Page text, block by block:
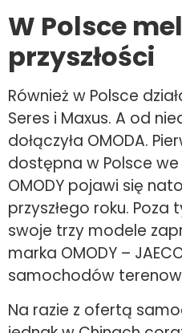
W Polsce
przyszłości
Również w Polsce
Seres i Maxus. A od
dołączyła OMODA.
dostępna w Polsce
OMODY pojawi się
przyszłego roku. Poza
swoje trzy modele
marka OMODY –
samochodów
Na razie z ofertą